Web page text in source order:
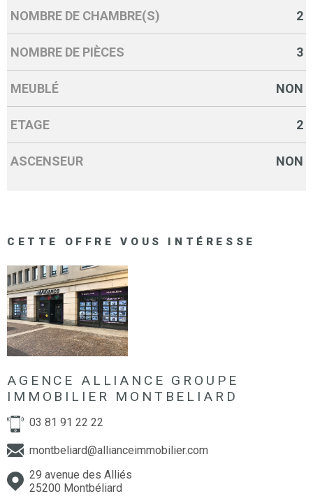
NOMBRE DE CHAMBRE(S) 2
NOMBRE DE PIÈCES 3
MEUBLÉ NON
ETAGE 2
ASCENSEUR NON
CETTE OFFRE VOUS INTÉRESSE
AGENCE ALLIANCE GROUPE
IMMOBILIER MONTBELIARD
03 81 91 22 22
montbeliard@allianceimmobilier.com
29 avenue des Alliés
25200 Montbéliard